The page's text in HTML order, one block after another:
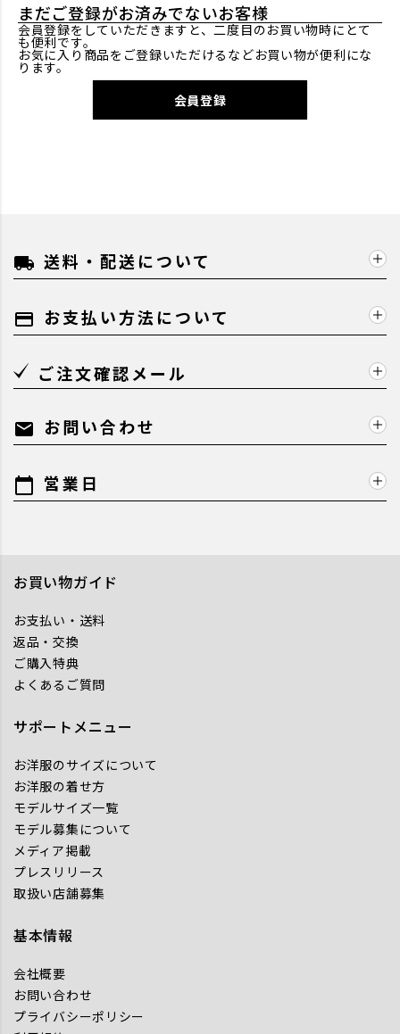
まだご登録がお済みでないお客様
会員登録をしていただきますと、二度目のお買い物時にとて
も便利です。
お気に入り商品をご登録いただけるなどお買い物が便利にな
ります。
会員登録
local_shipping 送料・配送について
payment お支払い方法について
ご注文確認メール
mail お問い合わせ
calendar_today 営業日
お買い物ガイド
お支払い・送料
返品・交換
ご購入特典
よくあるご質問
サポートメニュー
お洋服のサイズについて
お洋服の着せ方
モデルサイズ一覧
モデル募集について
メディア掲載
プレスリリース
取扱い店舗募集
基本情報
会社概要
お問い合わせ
プライバシーポリシー